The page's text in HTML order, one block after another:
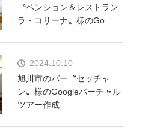
〝ペンション＆レストラン
ラ・コリーナ〟様のGo…
2024.10.10
旭川市のバー〝セッチャ
ン〟様のGoogleバーチャル
ツアー作成